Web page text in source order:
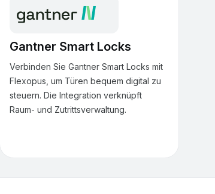
Gantner Smart Locks
Verbinden Sie Gantner Smart Locks mit
Flexopus, um Türen bequem digital zu
steuern. Die Integration verknüpft
Raum- und Zutrittsverwaltung.